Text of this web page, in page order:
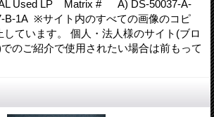
Used LP Matrix # A) DS-50037-A-
1A ※サイト内のすべての画像のコピ
しています。 個人・法人様のサイト(ブロ
のご紹介で使用されたい場合は前もって